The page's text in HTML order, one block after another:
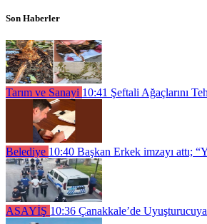
Son Haberler
Tarım ve Sanayi 10:41 Şeftali Ağaçlarını
Belediye 10:40 Başkan Erkek imzayı attı;
ASAYİŞ 10:36 Çanakkale’de